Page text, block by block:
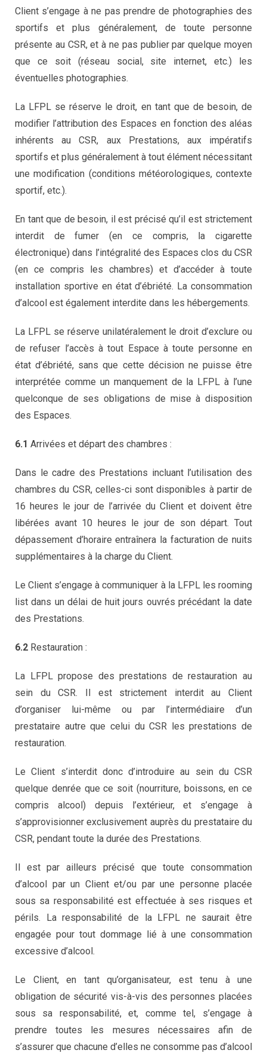
Client s’engage à ne pas prendre de photographies des
sportifs et plus généralement, de toute personne
présente au CSR, et à ne pas publier par quelque moyen
que ce soit (réseau social, site internet, etc.) les
éventuelles photographies.
La LFPL se réserve le droit, en tant que de besoin, de
modifier l’attribution des Espaces en fonction des aléas
inhérents au CSR, aux Prestations, aux impératifs
sportifs et plus généralement à tout élément nécessitant
une modification (conditions météorologiques, contexte
sportif, etc.).
En tant que de besoin, il est précisé qu’il est strictement
interdit de fumer (en ce compris, la cigarette
électronique) dans l’intégralité des Espaces clos du CSR
(en ce compris les chambres) et d’accéder à toute
installation sportive en état d’ébriété. La consommation
d’alcool est également interdite dans les hébergements.
La LFPL se réserve unilatéralement le droit d’exclure ou
de refuser l’accès à tout Espace à toute personne en
état d’ébriété, sans que cette décision ne puisse être
interprétée comme un manquement de la LFPL à l’une
quelconque de ses obligations de mise à disposition
des Espaces.
6.1 Arrivées et départ des chambres :
Dans le cadre des Prestations incluant l’utilisation des
chambres du CSR, celles-ci sont disponibles à partir de
16 heures le jour de l’arrivée du Client et doivent être
libérées avant 10 heures le jour de son départ. Tout
dépassement d’horaire entraînera la facturation de nuits
supplémentaires à la charge du Client.
Le Client s’engage à communiquer à la LFPL les rooming
list dans un délai de huit jours ouvrés précédant la date
des Prestations.
6.2 Restauration :
La LFPL propose des prestations de restauration au
sein du CSR. Il est strictement interdit au Client
d’organiser lui-même ou par l’intermédiaire d’un
prestataire autre que celui du CSR les prestations de
restauration.
Le Client s’interdit donc d’introduire au sein du CSR
quelque denrée que ce soit (nourriture, boissons, en ce
compris alcool) depuis l’extérieur, et s’engage à
s’approvisionner exclusivement auprès du prestataire du
CSR, pendant toute la durée des Prestations.
Il est par ailleurs précisé que toute consommation
d’alcool par un Client et/ou par une personne placée
sous sa responsabilité est effectuée à ses risques et
périls. La responsabilité de la LFPL ne saurait être
engagée pour tout dommage lié à une consommation
excessive d’alcool.
Le Client, en tant qu’organisateur, est tenu à une
obligation de sécurité vis-à-vis des personnes placées
sous sa responsabilité, et, comme tel, s’engage à
prendre toutes les mesures nécessaires afin de
s’assurer que chacune d’elles ne consomme pas d’alcool